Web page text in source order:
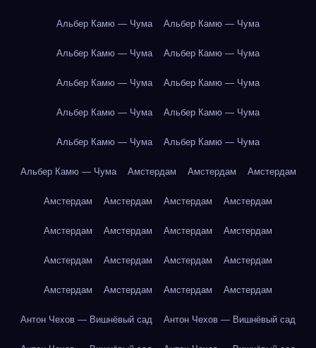
Альбер Камю — Чума Альбер Камю — Чума
Альбер Камю — Чума Альбер Камю — Чума
Альбер Камю — Чума Альбер Камю — Чума
Альбер Камю — Чума Альбер Камю — Чума
Альбер Камю — Чума Альбер Камю — Чума
Альбер Камю — Чума Амстердам Амстердам Амстердам
Амстердам Амстердам Амстердам Амстердам
Амстердам Амстердам Амстердам Амстердам
Амстердам Амстердам Амстердам Амстердам
Амстердам Амстердам Амстердам Амстердам
Антон Чехов — Вишнёвый сад Антон Чехов — Вишнёвый сад